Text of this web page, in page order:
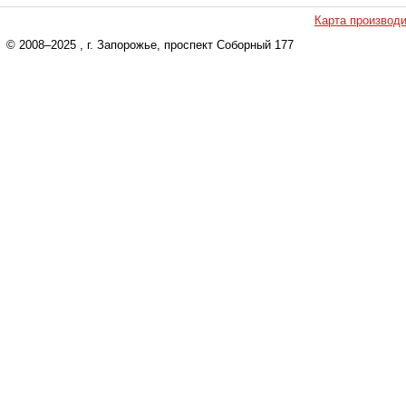
Карта
© 2008–2025 , г. Запорожье, проспект Соборный 177